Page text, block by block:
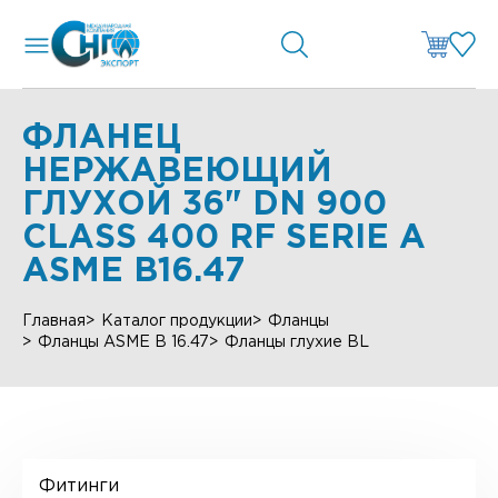
ФЛАНЕЦ
НЕРЖАВЕЮЩИЙ
ГЛУХОЙ 36" DN 900
CLASS 400 RF SERIE А
ASME B16.47
Главная Каталог продукции
Фланцы
Фланцы ASME B 16.47
Фланцы глухие BL
Фитинги